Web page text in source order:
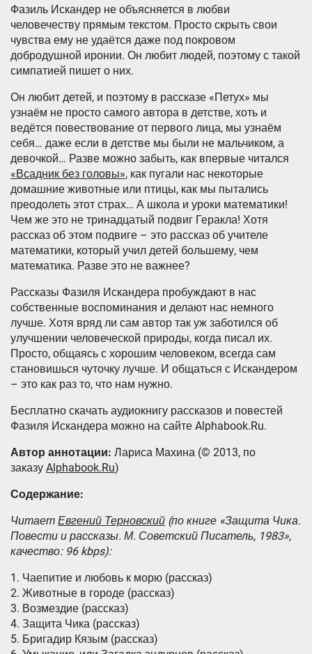
Фазиль Искандер не объясняется в любви
человечеству прямым текстом. Просто скрыть свои
чувства ему не удаётся даже под покровом
добродушной иронии. Он любит людей, поэтому с такой
симпатией пишет о них.
Он любит детей, и поэтому в рассказе «Петух» мы
узнаём не просто самого автора в детстве, хоть и
ведётся повествование от первого лица, мы узнаём
себя… даже если в детстве мы были не мальчиком, а
девочкой… Разве можно забыть, как впервые читался
«Всадник без головы», как пугали нас некоторые
домашние животные или птицы, как мы пытались
преодолеть этот страх… А школа и уроки математики!
Чем же это не тринадцатый подвиг Геракла! Хотя
рассказ об этом подвиге – это рассказ об учителе
математики, который учил детей большему, чем
математика. Разве это не важнее?
Рассказы Фазиля Искандера пробуждают в нас
собственные воспоминания и делают нас немного
лучше. Хотя вряд ли сам автор так уж заботился об
улучшении человеческой природы, когда писал их.
Просто, общаясь с хорошим человеком, всегда сам
становишься чуточку лучше. И общаться с Искандером
– это как раз то, что нам нужно.
Бесплатно скачать аудиокнигу рассказов и повестей
Фазиля Искандера можно на сайте Alphabook.Ru.
Автор аннотации: Лариса Махина (© 2013, по
заказу Alphabook.Ru)
Содержание:
Читает Евгений Терновский (по книге «Защита Чика.
Повести и рассказы. М. Советский Писатель, 1983»,
качество: 96 kbps):
1. Чаепитие и любовь к морю (рассказ)
2. Животные в городе (рассказ)
3. Возмездие (рассказ)
4. Защита Чика (рассказ)
5. Бригадир Кязым (рассказ)